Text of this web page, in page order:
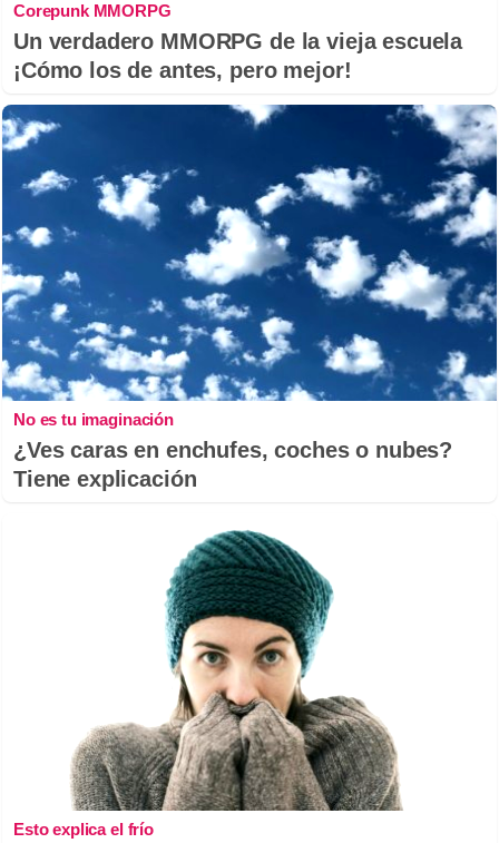
Corepunk MMORPG
Un verdadero MMORPG de la vieja escuela
¡Cómo los de antes, pero mejor!
No es tu imaginación
¿Ves caras en enchufes, coches o nubes?
Tiene explicación
Esto explica el frío